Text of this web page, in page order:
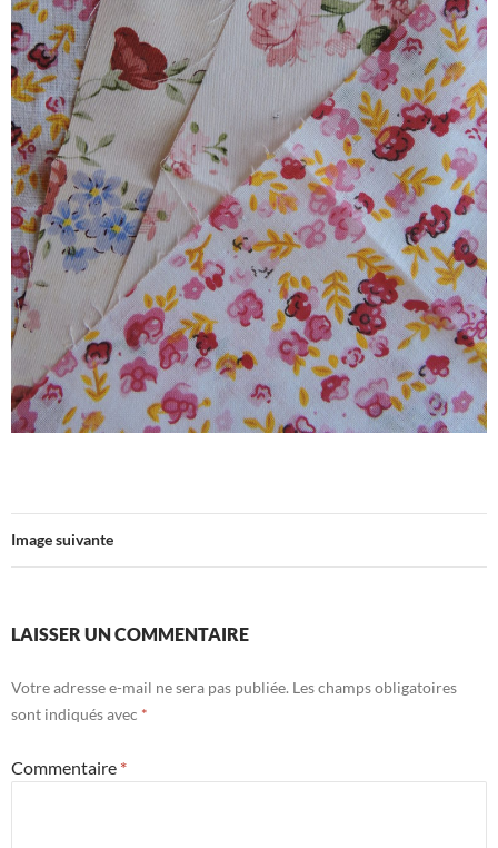
Image suivante
LAISSER UN COMMENTAIRE
Votre adresse e-mail ne sera pas publiée. Les champs obligatoires
sont indiqués avec *
Commentaire *